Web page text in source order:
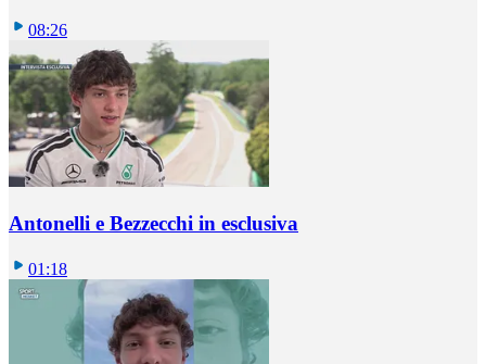
08:26
Antonelli e Bezzecchi in esclusiva
01:18